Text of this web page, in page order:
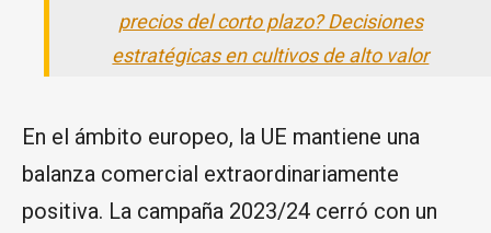
precios del corto plazo? Decisiones
estratégicas en cultivos de alto valor
En el ámbito europeo, la UE mantiene una
balanza comercial extraordinariamente
positiva. La campaña 2023/24 cerró con un